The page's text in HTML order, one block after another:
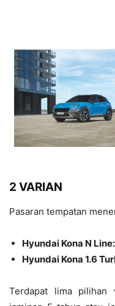
2 VARIAN
Pasaran tempatan
Hyundai Kona N Line:
Hyundai Kona 1.6
Terdapat lima pilihan